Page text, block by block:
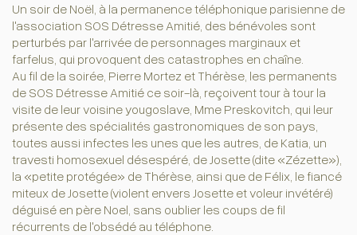
Un soir de Noël, à la permanence téléphonique parisienne de
l'association SOS Détresse Amitié, des bénévoles sont
perturbés par l'arrivée de personnages marginaux et
farfelus, qui provoquent des catastrophes en chaîne.
Au fil de la soirée, Pierre Mortez et Thérèse, les permanents
de SOS Détresse Amitié ce soir-là, reçoivent tour à tour la
visite de leur voisine yougoslave, Mme Preskovitch, qui leur
présente des spécialités gastronomiques de son pays,
toutes aussi infectes les unes que les autres, de Katia, un
travesti homosexuel désespéré, de Josette (dite «Zézette»),
la «petite protégée» de Thérèse, ainsi que de Félix, le fiancé
miteux de Josette (violent envers Josette et voleur invétéré)
déguisé en père Noel, sans oublier les coups de fil
récurrents de l'obsédé au téléphone.